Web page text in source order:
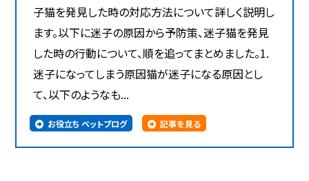
子猫を発見した時の対応方法について詳しく説明し
ます。以下に迷子の原因から予防策、迷子猫を発見
した時の行動について、順を追ってまとめました。1.
迷子になってしまう原因猫が迷子になる原因とし
て、以下のようなも...
お役立ち ペットブログ 記事を見る